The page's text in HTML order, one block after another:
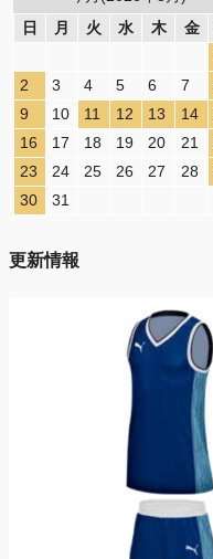
日
月 火 水 木 金
2
3 4 5 6 7
9
10 11 12 13 14
16
17 18 19 20 21
23
24 25 26 27 28
30
31
更新情報